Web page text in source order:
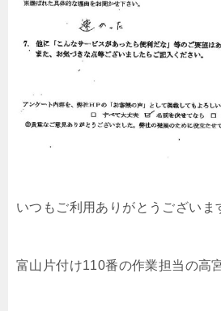
いつもご利用ありがとうございま
富山片付け110番の作業担当の高